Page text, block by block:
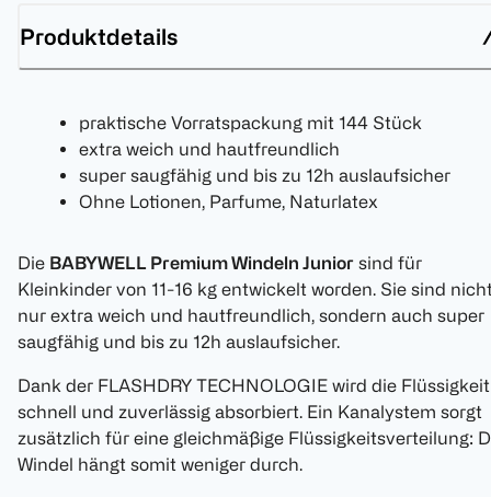
Produktdetails
praktische Vorratspackung mit 144 Stück
extra weich und hautfreundlich
super saugfähig und bis zu 12h auslaufsicher
Ohne Lotionen, Parfume, Naturlatex
Die BABYWELL Premium Windeln Junior sind für
Kleinkinder von 11-16 kg entwickelt worden. Sie sind
nur extra weich und hautfreundlich, sondern auch super
saugfähig und bis zu 12h auslaufsicher.
Dank der FLASHDRY TECHNOLOGIE wird die Flüssigkeit
schnell und zuverlässig absorbiert. Ein Kanalystem sorgt
zusätzlich für eine gleichmäßige Flüssigkeitsverteilung:
Windel hängt somit weniger durch.